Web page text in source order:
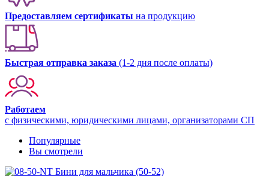
Предоставляем сертификаты на продукцию
Быстрая отправка заказа (1-2 дня после оплаты)
Работаем
с физическими, юридическими лицами, организаторами СП
Популярные
Вы смотрели